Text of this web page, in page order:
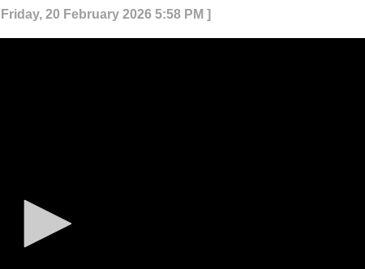
20 February 2026 5:58 PM ]